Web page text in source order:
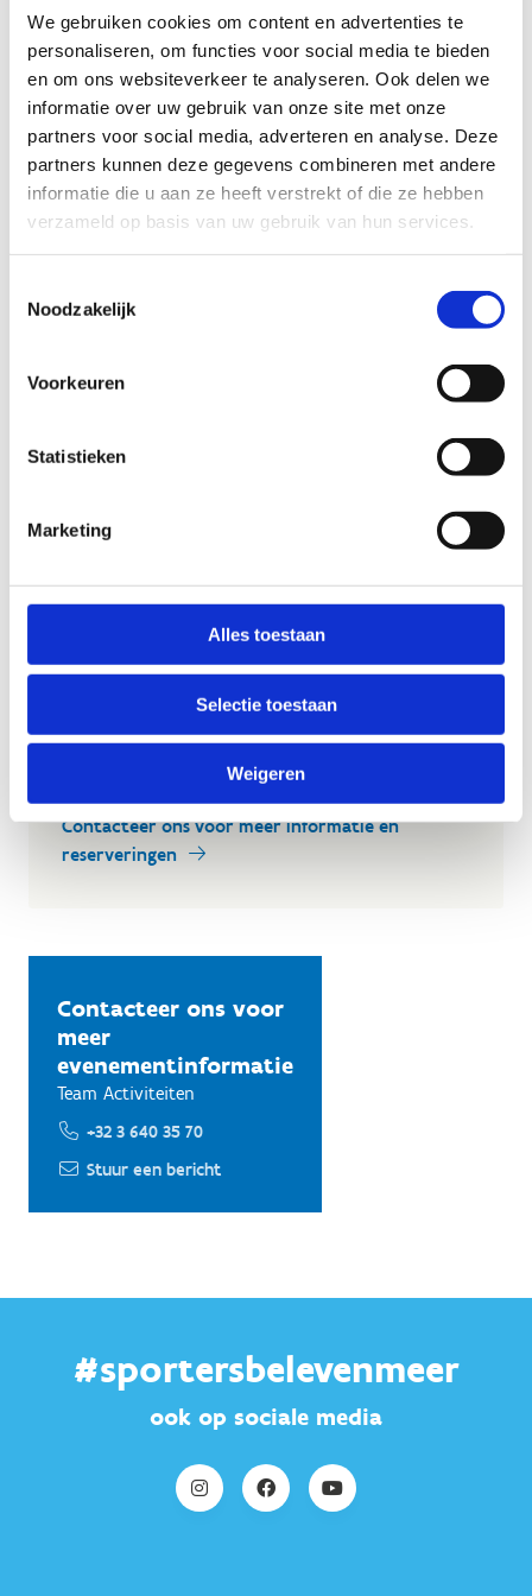
We gebruiken cookies om content en advertenties te
personaliseren, om functies voor social media te bieden
en om ons websiteverkeer te analyseren. Ook delen we
informatie over uw gebruik van onze site met onze
partners voor social media, adverteren en analyse. Deze
partners kunnen deze gegevens combineren met andere
informatie die u aan ze heeft verstrekt of die ze hebben
verzameld op basis van uw gebruik van hun services.
Noodzakelijk
Voorkeuren
Statistieken
Marketing
Alles toestaan
Selectie toestaan
Weigeren
Evenementen & feesten met een
sportieve twist
centrum. Dankzij de verschillende accomodaties is
sportevenement, bedrijfsfeest of persconferentie.
bieden we ook een breed gamma aan sportieve
Zo wordt jouw feest of event een complete
ervaring.
Wij helpen je graag bij het samenstellen van een
programma op maat van jouw feest of evenement.
Contacteer ons voor meer informatie en
reserveringen
Contacteer ons voor
meer
evenementinformatie
Team Activiteiten
+32 3 640 35 70
Stuur een bericht
#sportersbelevenmeer
ook op sociale media